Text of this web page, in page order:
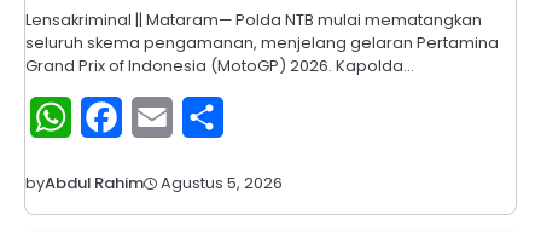
Lensakriminal || Mataram— Polda NTB mulai mematangkan
seluruh skema pengamanan, menjelang gelaran Pertamina
Grand Prix of Indonesia (MotoGP) 2026. Kapolda…
WhatsAppFacebook
Email
byAbdul Rahim Agustus 5, 2026